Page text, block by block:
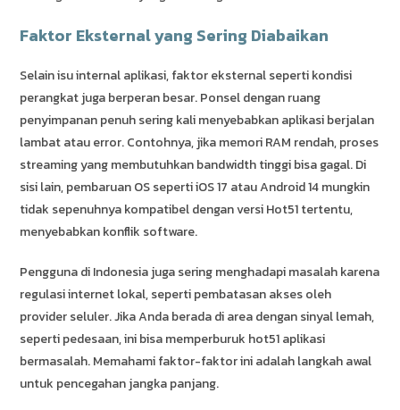
Faktor Eksternal yang Sering Diabaikan
Selain isu internal aplikasi, faktor eksternal seperti kondisi
perangkat juga berperan besar. Ponsel dengan ruang
penyimpanan penuh sering kali menyebabkan aplikasi berjalan
lambat atau error. Contohnya, jika memori RAM rendah, proses
streaming yang membutuhkan bandwidth tinggi bisa gagal. Di
sisi lain, pembaruan OS seperti iOS 17 atau Android 14 mungkin
tidak sepenuhnya kompatibel dengan versi Hot51 tertentu,
menyebabkan konflik software.
Pengguna di Indonesia juga sering menghadapi masalah karena
regulasi internet lokal, seperti pembatasan akses oleh
provider seluler. Jika Anda berada di area dengan sinyal lemah,
seperti pedesaan, ini bisa memperburuk hot51 aplikasi
bermasalah. Memahami faktor-faktor ini adalah langkah awal
untuk pencegahan jangka panjang.